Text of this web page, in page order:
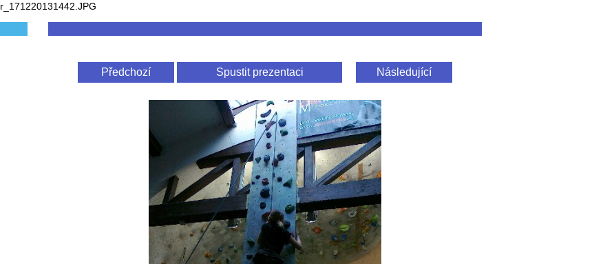
r_171220131442.JPG
Předchozí Spustit prezentaci Následující